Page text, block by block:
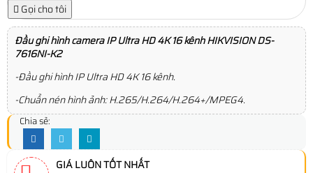
Gọi cho tôi
Đầu ghi hình camera IP Ultra HD 4K 16 kênh HIKVISION DS-
7616NI-K2
-Đầu ghi hình IP Ultra HD 4K 16 kênh.
-Chuẩn nén hình ảnh: H.265/H.264/H.264+/MPEG4.
Chia sẻ:
GIÁ LUÔN TỐT NHẤT